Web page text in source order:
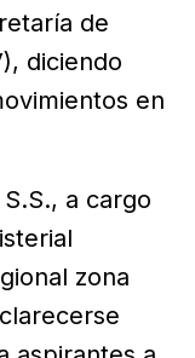
de
diciendo
en
a cargo
zona